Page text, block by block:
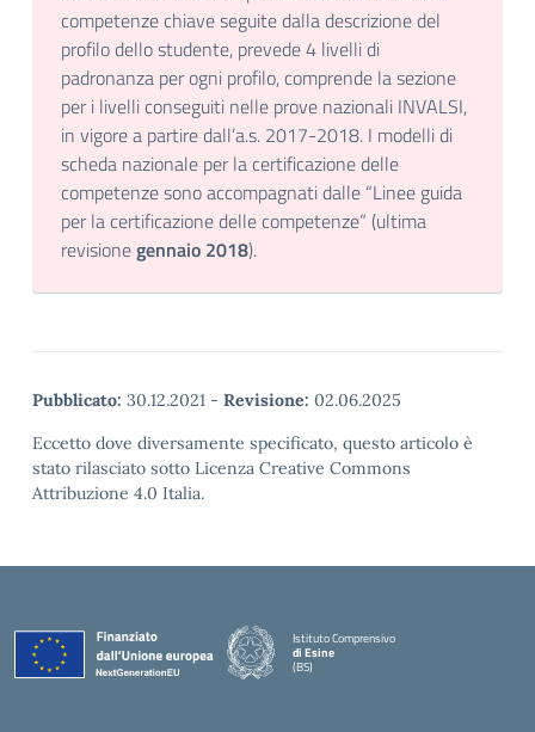
competenze chiave seguite dalla descrizione del
profilo dello studente, prevede 4 livelli di
padronanza per ogni profilo, comprende la sezione
per i livelli conseguiti nelle prove nazionali INVALSI,
in vigore a partire dall’a.s. 2017-2018. I modelli di
scheda nazionale per la certificazione delle
competenze sono accompagnati dalle “Linee guida
per la certificazione delle competenze” (ultima
revisionegennaio 2018).
Pubblicato: 30.12.2021 - Revisione: 02.06.2025
Eccetto dove diversamente specificato, questo articolo è
stato rilasciato sotto Licenza Creative Commons
Attribuzione 4.0 Italia.
Istituto Comprensivo
di Esine
(BS)